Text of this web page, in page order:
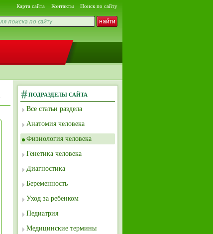
Карта сайта Контакты Поиск по сайту
ПОДРАЗДЕЛЫ САЙТА
Все статьи раздела
Анатомия человека
Физиология человека
Генетика человека
Диагностика
Беременность
Уход за ребенком
Педиатрия
Медицинские термины